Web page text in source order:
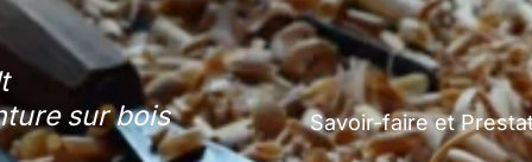
sur bois
Savoir-faire et